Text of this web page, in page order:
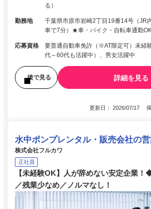
る）
勤務地
千葉県市原市岩崎2丁目19番14号（JR
車で7分）★車・バイク・自転車通勤OK
応募資格
要普通自動車免許（※AT限定可）未経
代～60代も活躍中）、男女活躍中
後で見る 詳細を見る
更新日： 2026/07/17
水中ポンプレンタル・販売会社の
株式会社フルカワ
正社員
【未経験OK】人が辞めない安定企業！
／残業少なめ／ノルマなし！